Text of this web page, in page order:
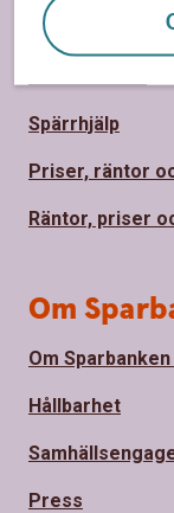
Sidfot
Hitta
Spärrhjälp
Priser, räntor
Räntor, priser
Om
Om
Hållbarhet
Press